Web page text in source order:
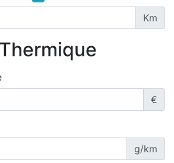
Km
€
g/km